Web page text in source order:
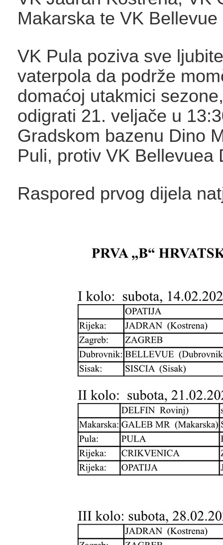
Makarska te VK
VK Pula poziva sve
vaterpola da podrže
domaćoj utakmici
odigrati 21. veljače u
Gradskom bazenu Dino
Puli, protiv VK Bellevuea
Raspored prvog dijela